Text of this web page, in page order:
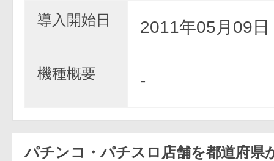
導入開始日 2011年05月09日
機種概要 -
パチンコ・パチスロ店舗を都道府県